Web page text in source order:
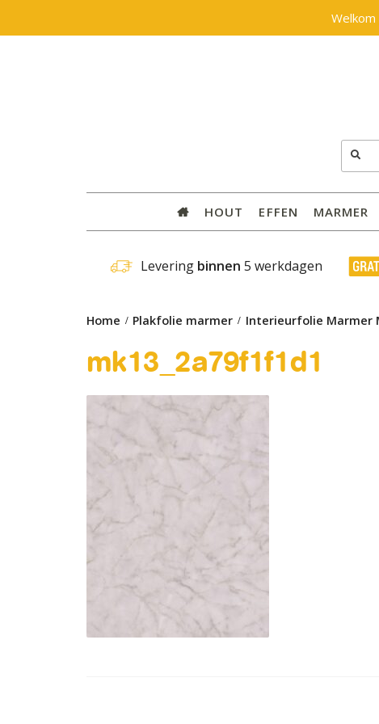
Zoeken
naar:
HOUT EFFEN MARMER
Levering binnen 5 werkdagen
Home Plakfolie marmer Interieurfolie Marmer
mk13_2a79f1f1d1